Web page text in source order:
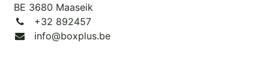
BE 3680 Maaseik
+32 892457
info@boxplus.be